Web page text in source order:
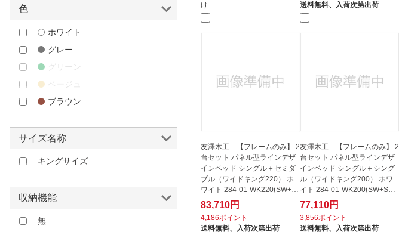
け
送料無料、 入荷次第出荷
友澤木工 【フレームのみ】 2
台セット パネル型ラインデザ
インベッド シングル＋セミダ
ブル（ワイドキング220） ホ
ワイト 284-01-WK220(SW+S
D) 【...
83,710円
4,186ポイント
送料無料、
入荷次第出荷
友澤木工 【フレームのみ】 2
台セット パネル型ラインデザ
インベッド シングル＋シング
ル（ワイドキング200） ホワ
イト 284-01-WK200(SW+SW)
【キ...
77,110円
3,856ポイント
送料無料、
入荷次第出荷
色
ホワイト
グレー
グリーン
ベージュ
ブラウン
サイズ名称
キングサイズ
収納機能
無